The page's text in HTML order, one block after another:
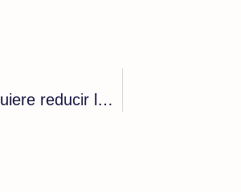
Gates: ¿Promociona la vacuna el mismo que quiere reducir la población?